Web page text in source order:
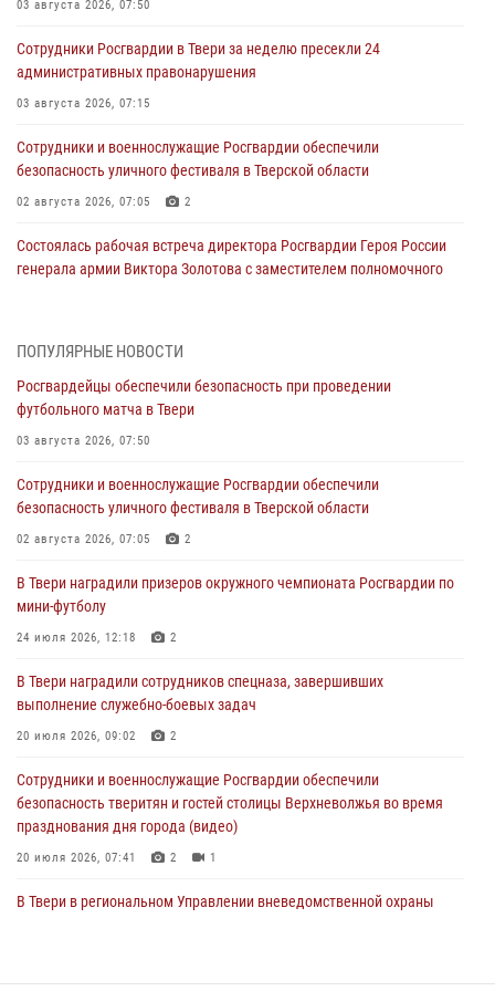
03 августа 2026, 07:50
Сотрудники Росгвардии в Твери за неделю пресекли 24
административных правонарушения
03 августа 2026, 07:15
Сотрудники и военнослужащие Росгвардии обеспечили
безопасность уличного фестиваля в Тверской области
02 августа 2026, 07:05 2
Состоялась рабочая встреча директора Росгвардии Героя России
генерала армии Виктора Золотова с заместителем полномочного
31 июля 2026, 05:42 4
Росгвардейцы в Твери приняли участие в молебне, посвященном
Дню Крещения Руси
28 июля 2026, 11:30
Сотрудники вневедомственной охраны совершили 250 выездов и
пресекли 20 правонарушений за неделю в Тверской области
27 июля 2026, 08:29
В Твери наградили призеров окружного чемпионата Росгвардии по
мини-футболу
24 июля 2026, 12:18 2
Росгвардейцы оказали помощь водителю на дороге в городе Кашин
22 июля 2026, 08:35
ПОПУЛЯРНЫЕ НОВОСТИ
Росгвардейцы обеспечили безопасность при проведении
футбольного матча в Твери
03 августа 2026, 07:50
Сотрудники и военнослужащие Росгвардии обеспечили
безопасность уличного фестиваля в Тверской области
02 августа 2026, 07:05 2
В Твери наградили призеров окружного чемпионата Росгвардии по
мини-футболу
24 июля 2026, 12:18 2
В Твери наградили сотрудников спецназа, завершивших
выполнение служебно-боевых задач
20 июля 2026, 09:02 2
Сотрудники и военнослужащие Росгвардии обеспечили
безопасность тверитян и гостей столицы Верхневолжья во время
празднования дня города (видео)
20 июля 2026, 07:41 2 1
В Твери в региональном Управлении вневедомственной охраны